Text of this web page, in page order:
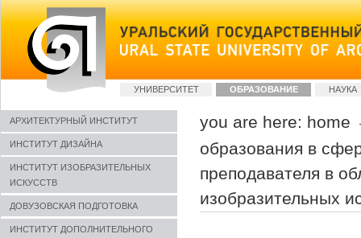
Skip
to
content
Sections
УНИВЕРСИТЕТ ОБРАЗОВАНИЕ НАУКА
АРХИТЕКТУРНЫЙ ИНСТИТУТ
ИНСТИТУТ ДИЗАЙНА
ИНСТИТУТ ИЗОБРАЗИТЕЛЬНЫХ
ИСКУССТВ
ДОВУЗОВСКАЯ ПОДГОТОВКА
ИНСТИТУТ ДОПОЛНИТЕЛЬНОГО
you are here: home
образования в
преподавателя в
изобразительных